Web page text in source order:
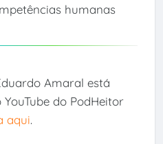
humanas
Amaral está
do PodHeitor
aqui.